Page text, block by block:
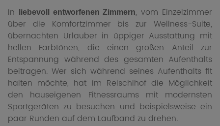
In
liebevoll entworfenen Zimmern, vom Einzelzimmer
über die Komfortzimmer bis zur Wellness-Suite,
übernachten Urlauber in üppiger Ausstattung mit
hellen Farbtönen, die einen großen Anteil zur
Entspannung während des gesamten Aufenthalts
beitragen. Wer sich während seines Aufenthalts fit
halten möchte, hat im Reischlhof die Möglichkeit
den hauseigenen Fitnessraums mit modernsten
Sportgeräten zu besuchen und beispielsweise ein
paar Runden auf dem Laufband zu drehen.